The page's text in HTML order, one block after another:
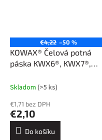
€4,22 –50 %
KOWAX® Čelová potná
páska KWX6®, KWX7®,
Skladom (>5 ks)
€1,71 bez DPH
€2,10
Do košíku